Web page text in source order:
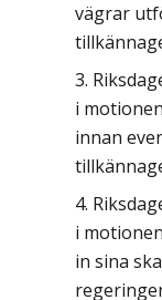
vägrar
i
innan
i
in sina